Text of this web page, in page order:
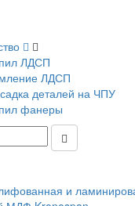
ЛДСП
ЛДСП
деталей на ЧПУ
фанеры
и